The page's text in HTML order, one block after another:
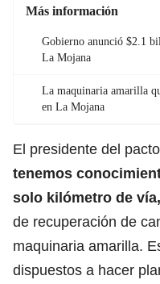
Más información
Gobierno anunció $2.1
La Mojana
La maquinaria amarilla
en La Mojana
El presidente del
tenemos
solo kilómetro de vía,
de recuperación de
maquinaria amarilla.
dispuestos a hacer